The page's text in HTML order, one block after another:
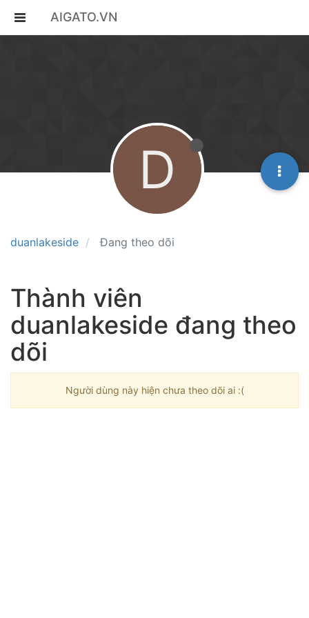
AIGATO.VN
duanlakeside Đang theo dõi
D
Thành viên
duanlakeside đang theo
dõi
Người dùng này hiện chưa theo dõi ai :(